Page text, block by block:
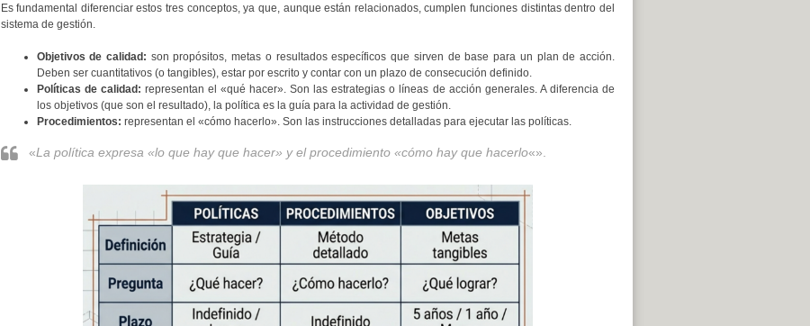
Es fundamental diferenciar estos tres conceptos, ya que, aunque están relacionados, cumplen funciones distintas dentro del
sistema de gestión.
Objetivos de calidad: son propósitos, metas o resultados específicos que sirven de base para un plan de acción.
Deben ser cuantitativos (o tangibles), estar por escrito y contar con un plazo de consecución definido.
Políticas de calidad: representan el «qué hacer». Son las estrategias o líneas de acción generales. A diferencia de
los objetivos (que son el resultado), la política es la guía para la actividad de gestión.
Procedimientos: representan el «cómo hacerlo». Son las instrucciones detalladas para ejecutar las políticas.
«La política expresa «lo que hay que hacer» y el procedimiento «cómo hay que hacerlo«».